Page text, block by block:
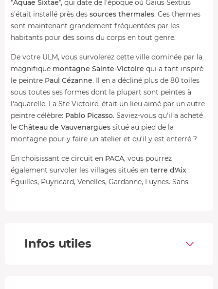
"Aquae Sixtae", qui date de l'époque où Gaius Sextius
s'était installé près des sources thermales. Ces thermes
sont maintenant grandement fréquentées par les
habitants pour des soins du corps en tout genre.
De votre ULM, vous survolerez cette ville dominée par la
magnifique montagne Sainte-Victoire qui a tant inspiré
le peintre Paul Cézanne. Il en a décliné plus de 80 toiles
sous toutes ses formes dont la plupart sont peintes à
l'aquarelle. La Ste Victoire, était un lieu aimé par un autre
peintre célèbre: Pablo Picasso. Saviez-vous qu'il a acheté
le Château de Vauvenargues situé au pied de la
montagne pour y faire un atelier et qu'il y est enterré ?
En choisissant ce circuit en PACA, vous pourrez
également survoler les villages situés en terre d'Aix :
Éguilles, Puyricard, Venelles, Gardanne, Luynes. Sans
Vol de 20 minutes:
Infos utiles